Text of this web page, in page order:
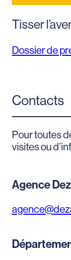
Tisser
Dossier de
Contacts
Pour toutes
visites ou
Agence